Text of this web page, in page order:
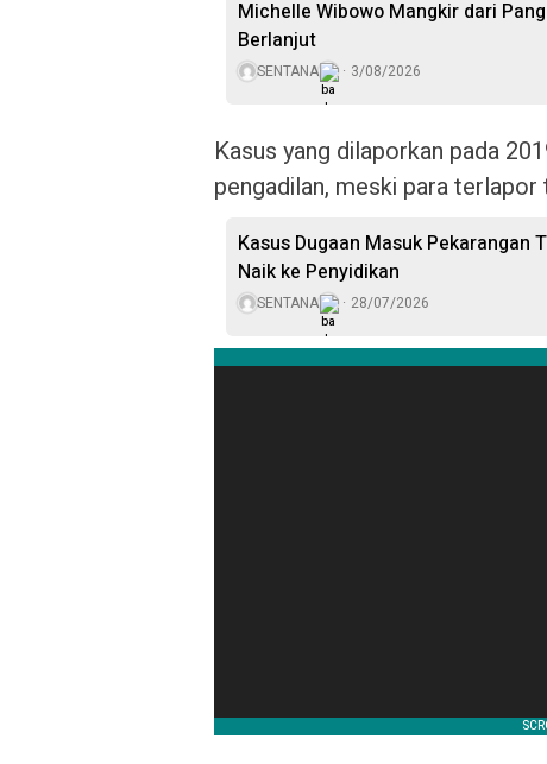
Michelle Wibowo Mangkir dari
Berlanjut
SENTANA 3/08/2026
Kasus yang dilaporkan pada
pengadilan, meski para
Kasus Dugaan Masuk
Naik ke Penyidikan
SENTANA 28/07/2026